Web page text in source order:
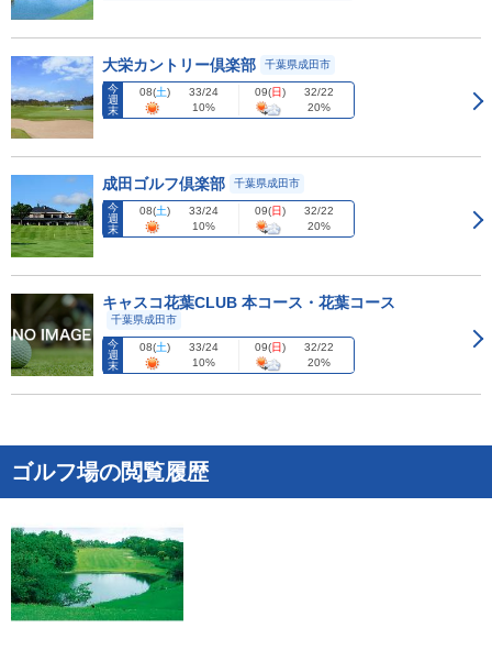
大栄カントリー倶楽部
千葉県成田市
今
週
末
08(土)
33/24
10%
09(日)
32/22
20%
成田ゴルフ倶楽部
千葉県成田市
今
週
末
08(土)
33/24
10%
09(日)
32/22
20%
キャスコ花葉CLUB 本コース・花葉コース
千葉県成田市
今
週
末
08(土)
33/24
10%
09(日)
32/22
20%
ゴルフ場の閲覧履歴